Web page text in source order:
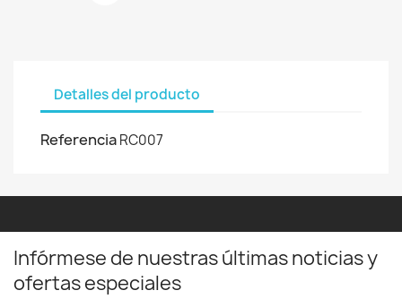
Detalles del producto
ReferenciaRC007
Infórmese de nuestras últimas noticias y
ofertas especiales